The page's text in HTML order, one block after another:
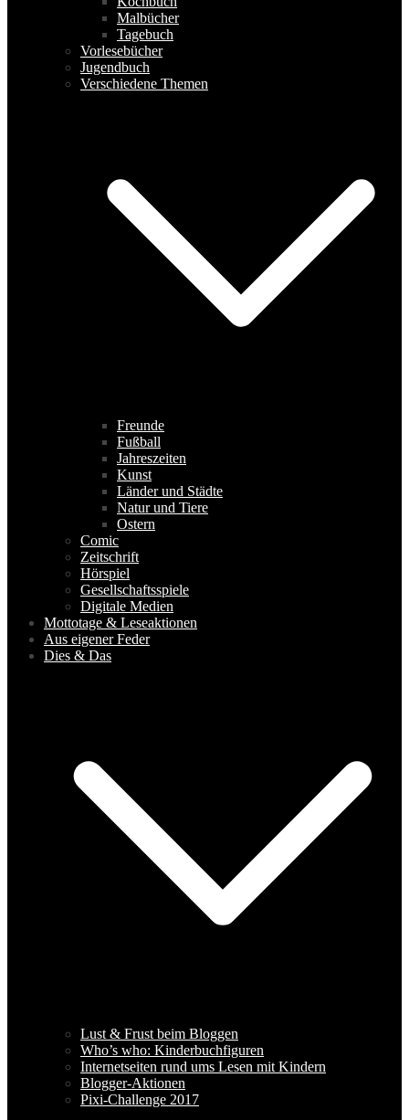
Malbücher
Tagebuch
Vorlesebücher
Jugendbuch
Verschiedene Themen
Freunde
Fußball
Jahreszeiten
Kunst
Länder und Städte
Natur und Tiere
Ostern
Comic
Zeitschrift
Hörspiel
Gesellschaftsspiele
Digitale Medien
Mottotage & Leseaktionen
Aus eigener Feder
Dies & Das
Lust & Frust beim Bloggen
Who’s who: Kinderbuchfiguren
Internetseiten rund ums Lesen mit Kindern
Blogger-Aktionen
Pixi-Challenge 2017